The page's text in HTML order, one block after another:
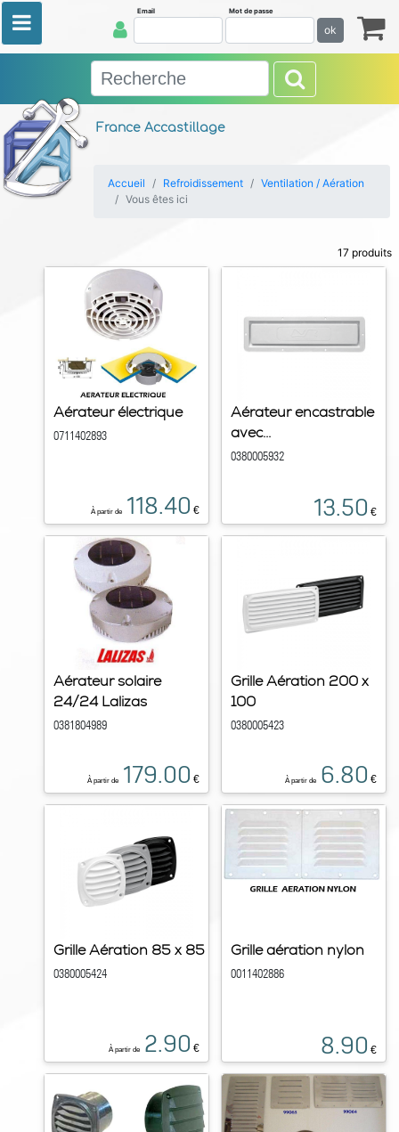
France Accastillage
Email Mot de passe
ok
Accueil Refroidissement
Ventilation / Aération
Vous êtes ici
17 produits
Aérateur électrique
0711402893
À partir de 118.40 €
Aérateur encastrable
avec...
0380005932
13.50 €
Aérateur solaire
24/24 Lalizas
0381804989
À partir de 179.00 €
Grille Aération 200 x
100
0380005423
À partir de 6.80 €
Grille Aération 85 x 85
0380005424
À partir de 2.90 €
Grille aération nylon
0011402886
8.90 €